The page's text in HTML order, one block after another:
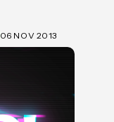
06 NOV 2013